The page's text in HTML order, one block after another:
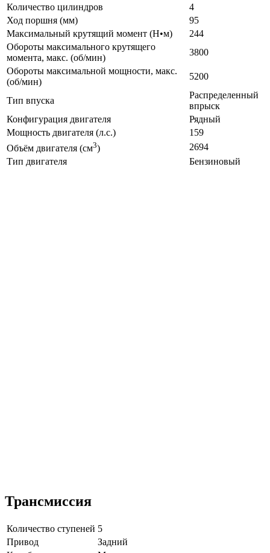
Количество цилиндров
4
Ход поршня (мм)
95
Максимальный крутящий момент (Н•м)
244
Обороты максимального крутящего
момента, макс. (об/мин)
3800
Обороты максимальной мощности, макс.
(об/мин)
5200
Тип впуска
Распределенный
впрыск
Конфигурация двигателя
Рядный
Мощность двигателя (л.с.)
159
Объём двигателя (см3)
2694
Тип двигателя
Бензиновый
Трансмиссия
Количество ступеней 5
Привод
Задний